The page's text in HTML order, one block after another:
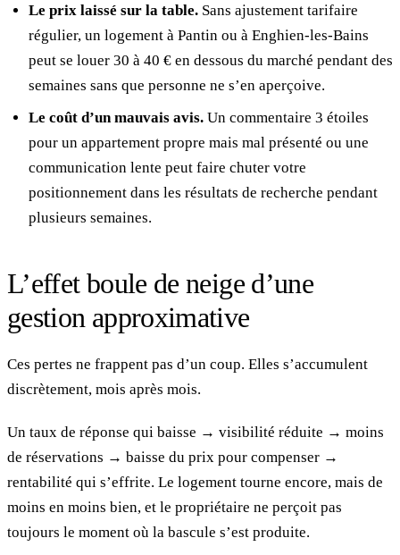
Le prix laissé sur la table. Sans ajustement tarifaire
régulier, un logement à Pantin ou à Enghien-les-Bains
peut se louer 30 à 40 € en dessous du marché pendant des
semaines sans que personne ne s’en aperçoive.
Le coût d’un mauvais avis. Un commentaire 3 étoiles
pour un appartement propre mais mal présenté ou une
communication lente peut faire chuter votre
positionnement dans les résultats de recherche pendant
plusieurs semaines.
L’effet boule de neige d’une
gestion approximative
Ces pertes ne frappent pas d’un coup. Elles s’accumulent
discrètement, mois après mois.
Un taux de réponse qui baisse → visibilité réduite → moins
de réservations → baisse du prix pour compenser →
rentabilité qui s’effrite. Le logement tourne encore, mais de
moins en moins bien, et le propriétaire ne perçoit pas
toujours le moment où la bascule s’est produite.